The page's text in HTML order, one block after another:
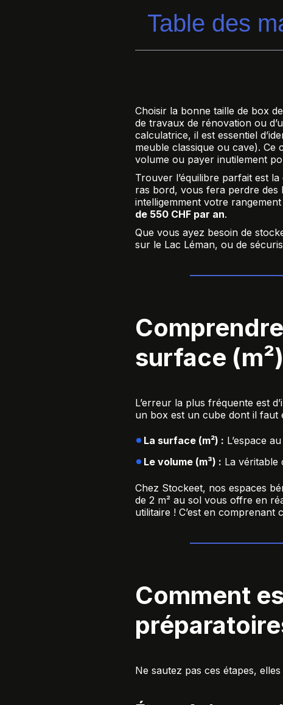
Table des
Choisir la bonne taille de box
de travaux de rénovation ou
calculatrice, il est essentiel d’
meuble classique ou cave). Ce
volume ou payer inutilement
Trouver l’équilibre parfait est
ras bord, vous fera perdre des
intelligemment votre
de 550 CHF par an.
Que vous ayez besoin de
sur le Lac Léman, ou de
surface
L’erreur la plus fréquente est
un box est un cube dont il faut
La surface (m²) : L’espace
Le volume (m³) : La véritable
Chez Stockeet, nos espaces
de 2 m² au sol vous offre en
utilitaire ! C’est en
Comment
Ne sautez pas ces étapes,